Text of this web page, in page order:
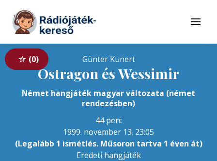
Tovább a tartalomhoz
Menü
0 Günter Kunert
Ostragon és Wessimir
Német hangjáték magyar változata (német
rendezésben)
44 perc
1999. november 13. 23:05
(Legalább 1 ismétlés. Műsoron tartva 1 éven át)
Eredeti hangjáték